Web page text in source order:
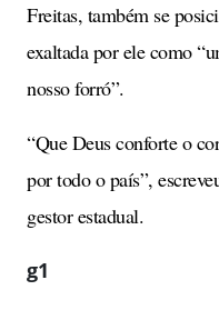
Freitas, também se
exaltada por ele como
nosso forró”.
“Que Deus conforte o
por todo o país”,
gestor estadual.
g1